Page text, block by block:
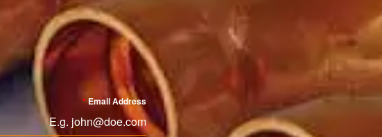
Email Address
*